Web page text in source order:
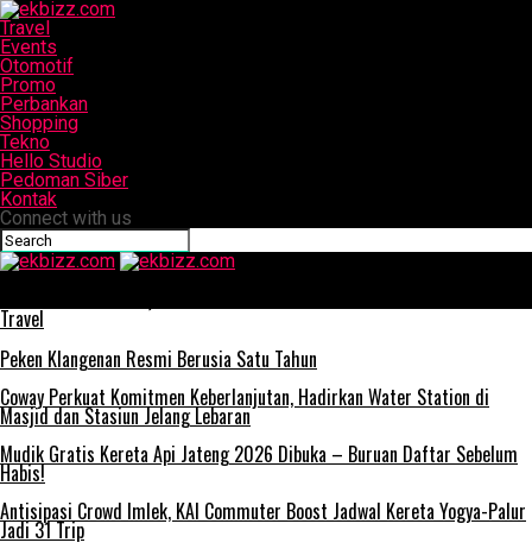
Travel
Events
Otomotif
Promo
Perbankan
Shopping
Tekno
Hello Studio
Pedoman Siber
Kontak
Connect with us
Travel
Peken Klangenan Resmi Berusia Satu Tahun
Coway Perkuat Komitmen Keberlanjutan, Hadirkan Water Station di
Masjid dan Stasiun Jelang Lebaran
Mudik Gratis Kereta Api Jateng 2026 Dibuka – Buruan Daftar Sebelum
Habis!
Antisipasi Crowd Imlek, KAI Commuter Boost Jadwal Kereta Yogya-Palur
Jadi 31 Trip